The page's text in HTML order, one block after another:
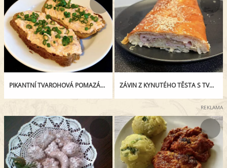
PIKANTNÍ TVAROHOVÁ POMAZÁNKA S GOUDOU A KAPIÍ ZÁVIN Z KYNUTÉHO TĚSTA S TVARŮŽKY A ZELÍM
REKLAMA